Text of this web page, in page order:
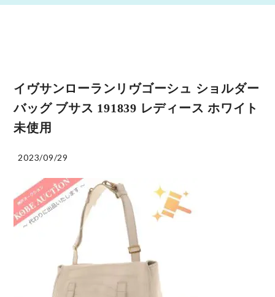
イヴサンローランリヴゴーシュ ショルダー
バッグ ブサス 191839 レディース ホワイト
未使用
2023/09/29